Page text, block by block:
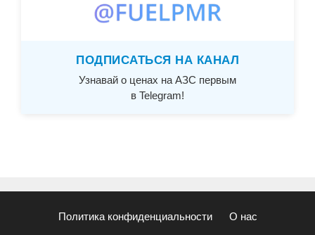
ПОДПИСАТЬСЯ НА КАНАЛ
Узнавай о ценах на АЗС первым
в Telegram!
Политика конфиденциальности О нас